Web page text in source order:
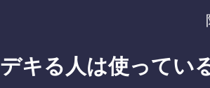
デキる人は使ってい